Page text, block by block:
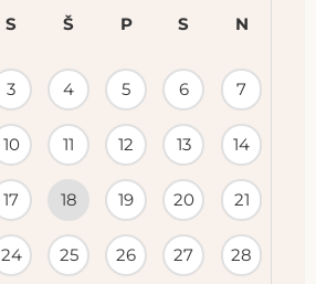
S Š P S N
3 4 5 6 7
10 11 12 13 14
17 18 19 20 21
24 25 26 27 28